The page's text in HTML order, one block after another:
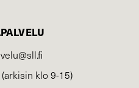
klo 9-15)